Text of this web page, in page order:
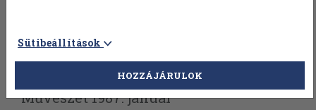
Vissza az előző oldalra Válasszon példányt
Művészet 1987. január
Sütibeállítások
HOZZÁJÁRULOK